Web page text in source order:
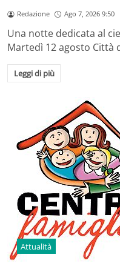
Redazione Ago 7, 2026 9:50
Una notte dedicata al
Martedì 12 agosto Città
Leggi di più
Attualità